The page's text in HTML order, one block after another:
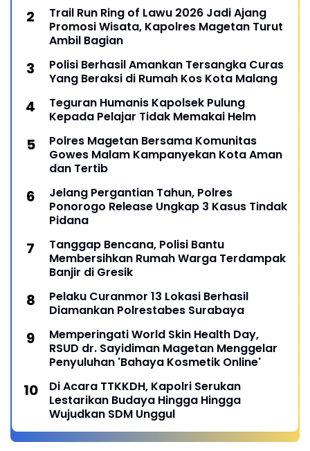
Trail Run Ring of Lawu 2026 Jadi Ajang
Promosi Wisata, Kapolres Magetan Turut
Ambil Bagian
Polisi Berhasil Amankan Tersangka Curas
Yang Beraksi di Rumah Kos Kota Malang
Teguran Humanis Kapolsek Pulung
Kepada Pelajar Tidak Memakai Helm
Polres Magetan Bersama Komunitas
Gowes Malam Kampanyekan Kota Aman
dan Tertib
Jelang Pergantian Tahun, Polres
Ponorogo Release Ungkap 3 Kasus Tindak
Pidana
Tanggap Bencana, Polisi Bantu
Membersihkan Rumah Warga Terdampak
Banjir di Gresik
Pelaku Curanmor 13 Lokasi Berhasil
Diamankan Polrestabes Surabaya
Memperingati World Skin Health Day,
RSUD dr. Sayidiman Magetan Menggelar
Penyuluhan 'Bahaya Kosmetik Online'
Di Acara TTKKDH, Kapolri Serukan
Lestarikan Budaya Hingga Hingga
Wujudkan SDM Unggul